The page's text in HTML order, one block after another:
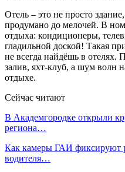
Отель – это не просто
продумано до мелочей. В
отдыха: кондиционеры,
гладильной доской! Такая
не всегда найдёшь в отелях.
залив, яхт-клуб, а шум волн
отдыхе.
Сейчас читают
В Академгородке открыли
региона…
Как камеры ГАИ фиксируют
водителя…